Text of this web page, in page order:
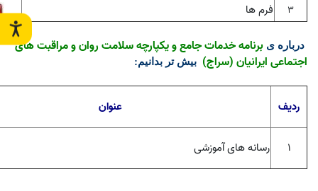
3 فرم ها
درباره ی برنامه خدمات جامع و یکپارچه سلامت روان و مراقبت های
اجتماعی ایرانیان (سراج) بیش تر بدانیم:
ردیف عنوان
۱ رسانه های آموزشی